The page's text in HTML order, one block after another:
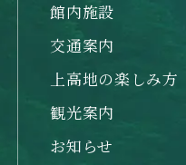
館内施設
交通案内
上高地の楽しみ方
観光案内
お知らせ